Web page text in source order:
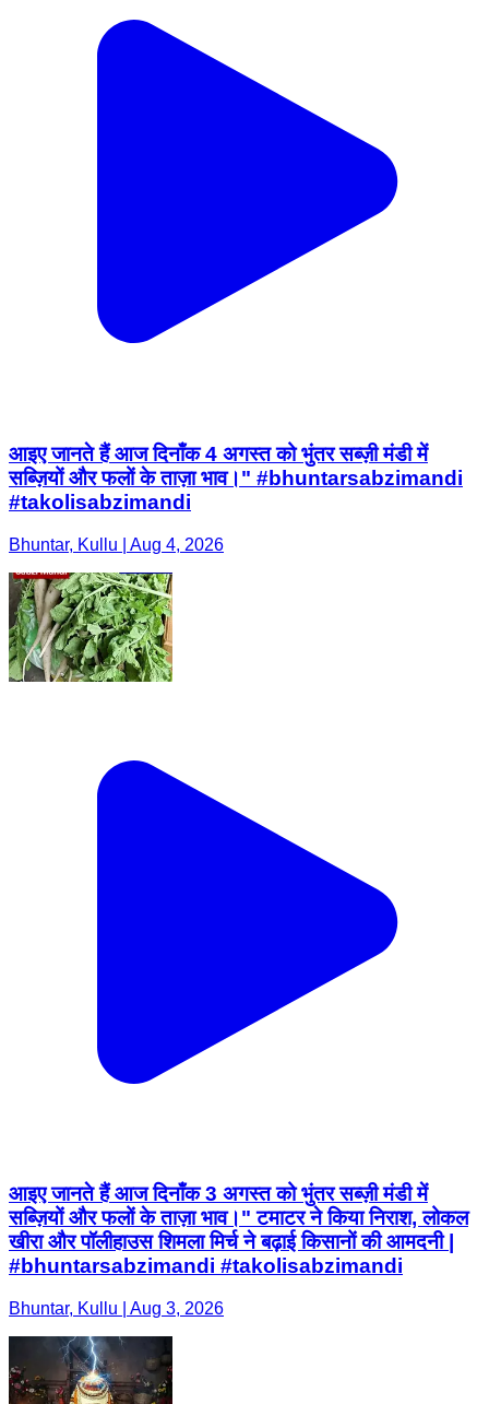
आइए जानते हैं आज दिनाँक 4 अगस्त को भुंतर सब्ज़ी मंडी में
सब्ज़ियों और फलों के ताज़ा भाव।" #bhuntarsabzimandi
#takolisabzimandi
Bhuntar, Kullu | Aug 4, 2026
आइए जानते हैं आज दिनाँक 3 अगस्त को भुंतर सब्ज़ी मंडी में
सब्ज़ियों और फलों के ताज़ा भाव।" टमाटर ने किया निराश, लोकल
खीरा और पॉलीहाउस शिमला मिर्च ने बढ़ाई किसानों की आमदनी |
#bhuntarsabzimandi #takolisabzimandi
Bhuntar, Kullu | Aug 3, 2026